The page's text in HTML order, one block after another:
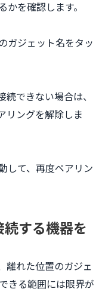
を確認します。
ガジェット名をタッ
できない場合は、
ングを解除しま
して、再度ペアリン
する機器を
れた位置のガジェ
きる範囲には限界が